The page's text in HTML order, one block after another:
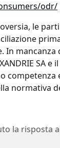
odr/
le
In
SA e
competenza
normativa
la risposta